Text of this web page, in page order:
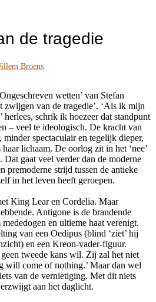
de tragedie
Broens
wetten’ van Stefan
zwijgen van de tragedie’. ‘Als ik mijn
herlees, schrik ik hoezeer dat standpunt
– veel te ideologisch. De kracht van
spectaculair en tegelijk dieper,
lichaam. De oorlog zit in het ‘nee’
Dat gaat veel verder dan de moderne
premoderne strijd tussen de antieke
in het leven heeft geroepen.
King Lear en Cordelia. Maar
Antigone is de brandende
en ultieme haat verenigt.
van een Oedipus (blind ‘ziet’ hij
en een Kreon-vader-figuur.
tweede kans wil. Zij zal het niet
will come of nothing.’ Maar dan wel
van de vernietiging. Met dit niets
aan het daglicht.